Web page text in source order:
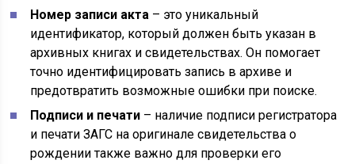
Номер записи акта – это уникальный
идентификатор, который должен быть указан в
архивных книгах и свидетельствах. Он помогает
точно идентифицировать запись в архиве и
предотвратить возможные ошибки при поиске.
Подписи и печати – наличие подписи регистратора
и печати ЗАГС на оригинале свидетельства о
рождении также важно для проверки его